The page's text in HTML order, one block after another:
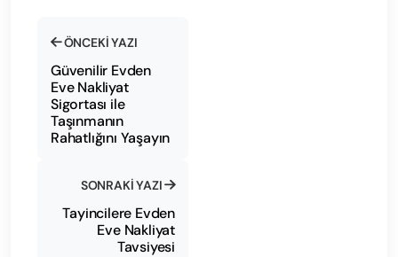
ÖNCEKI YAZI
Güvenilir Evden
Eve Nakliyat
Sigortası ile
Taşınmanın
Rahatlığını Yaşayın
SONRAKI YAZI
Tayincilere Evden
Eve Nakliyat
Tavsiyesi